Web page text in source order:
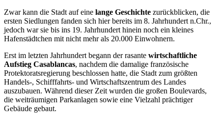
Zwar kann die Stadt auf eine lange Geschichte zurückblicken, die
ersten Siedlungen fanden sich hier bereits im 8. Jahrhundert n.Chr.,
jedoch war sie bis ins 19. Jahrhundert hinein noch ein kleines
Hafenstädtchen mit nicht mehr als 20.000 Einwohnern.
Erst im letzten Jahrhundert begann der rasante wirtschaftliche
Aufstieg Casablancas, nachdem die damalige französische
Protektoratsregierung beschlossen hatte, die Stadt zum größten
Handels-, Schifffahrts- und Wirtschaftszentrum des Landes
auszubauen. Während dieser Zeit wurden die großen Boulevards,
die weiträumigen Parkanlagen sowie eine Vielzahl prächtiger
Gebäude gebaut.